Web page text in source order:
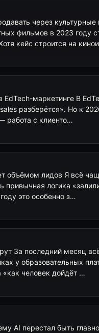
через культурные
фильмов в 2023 году
кейс строится на
EdTech-маркетинге В
разберётся». Но к
работа с клиенто…
объёмом лидов Я всё
привычная логика
это особенно з…
За последний месяц
у образовательных
человек дойдёт …
AI перестал быть